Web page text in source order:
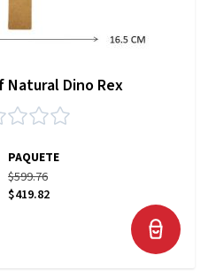
Natural Dino Rex
PAQUETE
$599.76
$419.82